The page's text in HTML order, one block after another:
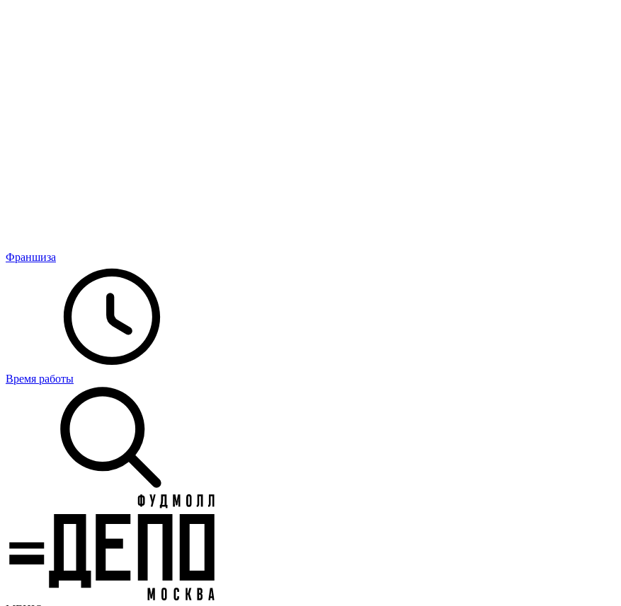
Франшиза
Время работы